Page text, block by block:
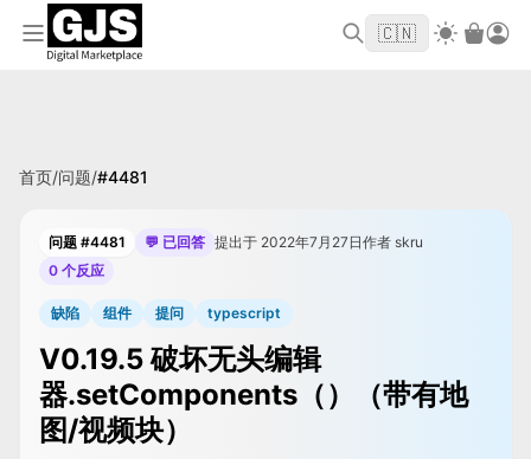
欢迎来到 GJS.MARKET！使用优惠码 WELCOME2026
首单立
🇨🇳
首页/问题/#4481
问题 #4481 💬 已回答 提出于 2022年7月27日作者 skru
0 个反应
缺陷 组件 提问 typescript
V0.19.5 破坏无头编辑
器.setComponents（）（带有地
图/视频块）